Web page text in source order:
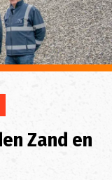
Zand en